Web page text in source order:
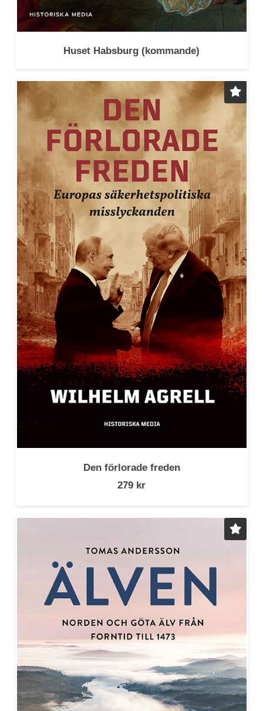
Huset Habsburg (kommande)
Den förlorade freden
279 kr